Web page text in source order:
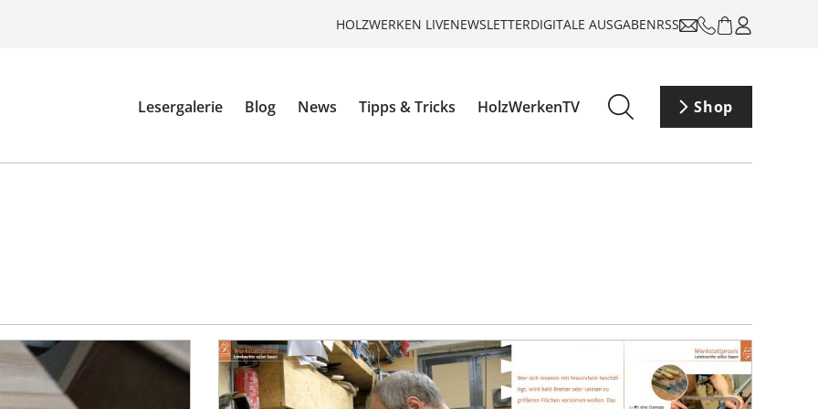
HOLZWERKEN LIVENEWSLETTERDIGITALE AUSGABENRSS
Lesergalerie Blog News Tipps & Tricks HolzWerkenTV Shop